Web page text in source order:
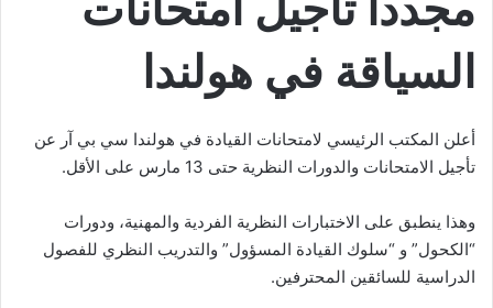
السياقة في هولندا
أعلن المكتب الرئيسي لامتحانات القيادة في هولندا سي بي آر عن
تأجيل الامتحانات والدورات النظرية حتى 13 مارس على الأقل.
وهذا ينطبق على الاختبارات النظرية الفردية والمهنية، ودورات
“الكحول” و “سلوك القيادة المسؤول” والتدريب النظري للفصول
الدراسية للسائقين المحترفين.